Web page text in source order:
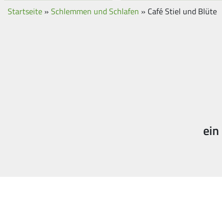
Startseite » Schlemmen und Schlafen » Café Stiel und Blüte